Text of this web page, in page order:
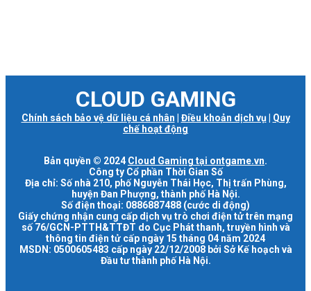
CLOUD GAMING
Chính sách bảo vệ dữ liệu cá nhân Điều khoản dịch vụ| Quy
chế hoạt động
Bản quyền © 2024 Cloud Gaming tại ontgame.vn.
Công ty Cổ phần Thời Gian Số
Địa chỉ: Số nhà 210, phố Nguyễn Thái Học, Thị trấn Phùng,
huyện Đan Phượng, thành phố Hà Nội.
Số điện thoại: 0886887488 (cước di động)
Giấy chứng nhận cung cấp dịch vụ trò chơi điện tử trên mạng
số 76/GCN-PTTH&TTĐT do Cục Phát thanh, truyền hình và
thông tin điện tử cấp ngày 15 tháng 04 năm 2024
MSDN: 0500605483 cấp ngày 22/12/2008 bởi Sở Kế hoạch và
Đầu tư thành phố Hà Nội.